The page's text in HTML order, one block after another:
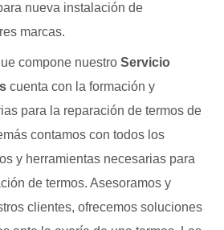
nueva instalación de
marcas.
compone nuestro Servicio
cuenta con la formación y
para la reparación de termos de
contamos con todos los
y herramientas necesarias para
de termos. Asesoramos y
clientes, ofrecemos soluciones